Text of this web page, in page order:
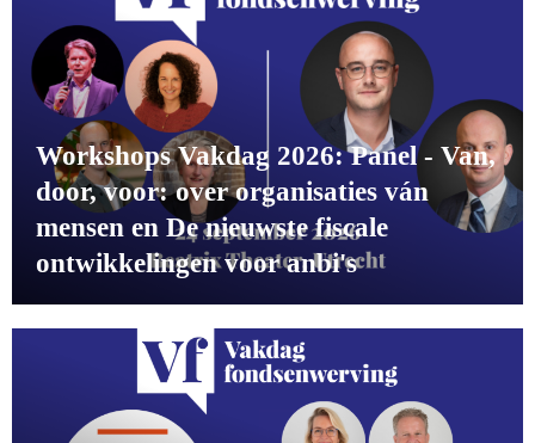
Workshops Vakdag 2026: Panel - Van,
door, voor: over organisaties ván
mensen en De nieuwste fiscale
ontwikkelingen voor anbi's